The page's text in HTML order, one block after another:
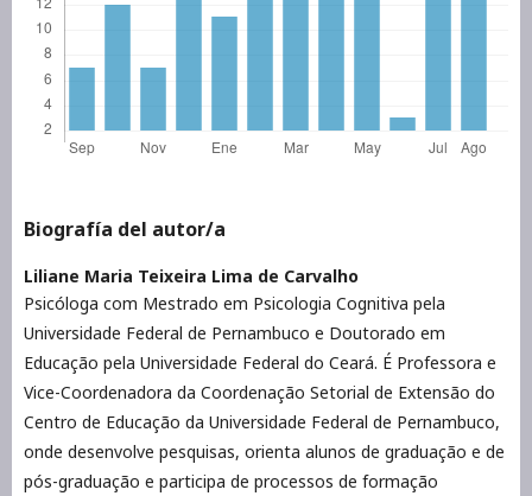
Biografía del autor/a
Liliane Maria Teixeira Lima de Carvalho
Psicóloga com Mestrado em Psicologia Cognitiva pela
Universidade Federal de Pernambuco e Doutorado em
Educação pela Universidade Federal do Ceará. É Professora e
Vice-Coordenadora da Coordenação Setorial de Extensão do
Centro de Educação da Universidade Federal de Pernambuco,
onde desenvolve pesquisas, orienta alunos de graduação e de
pós-graduação e participa de processos de formação